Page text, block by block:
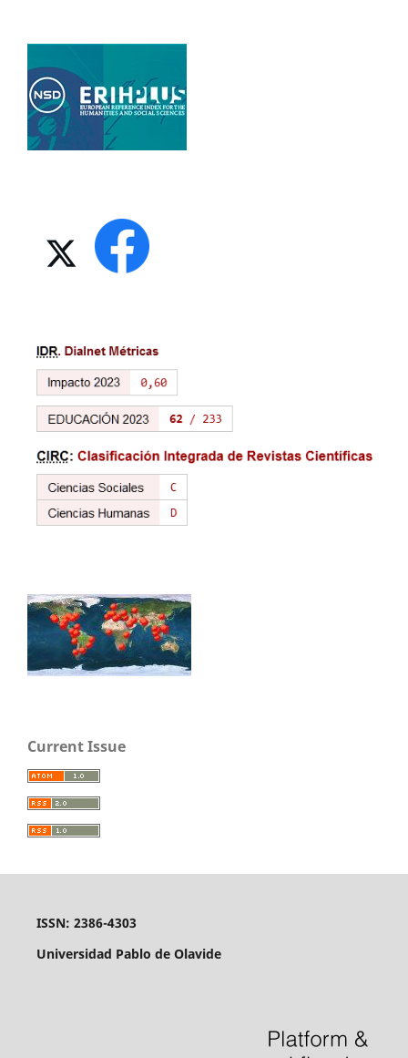
Current Issue
ISSN: 2386-4303
Universidad Pablo de Olavide